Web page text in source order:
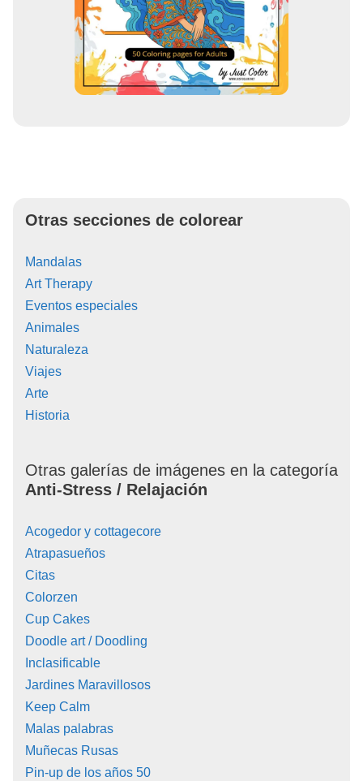
Otras secciones de colorear
Mandalas
Art Therapy
Eventos especiales
Animales
Naturaleza
Viajes
Arte
Historia
Otras galerías de imágenes en la categoría
Anti-Stress / Relajación
Acogedor y cottagecore
Atrapasueños
Citas
Colorzen
Cup Cakes
Doodle art / Doodling
Inclasificable
Jardines Maravillosos
Keep Calm
Malas palabras
Muñecas Rusas
Pin-up de los años 50